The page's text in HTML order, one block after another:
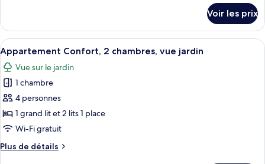
plusieurs
lits,
vue
partielle
sur
l'océan
le
type
de
chambre
Appartement
Deluxe,
plusieurs
lits,
vue
partielle
sur
l'océan
Voir les prix
Afficher
toutes
les
photos
pour
ce
type
chambre :
Un salon avec un téléviseur, un
5
Appartement Confort, 2 chambres, vue jardin
Vue sur le jardin
1 chambre
4 personnes
1 grand lit et 2 lits 1 place
Wi-Fi gratuit
Plus de détails
Plus